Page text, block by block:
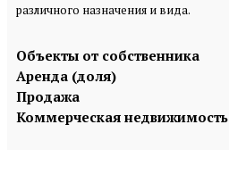
различного назначения и вида.
Объекты от собственника
Аренда (доля)
Продажа
Коммерческая недвижимость